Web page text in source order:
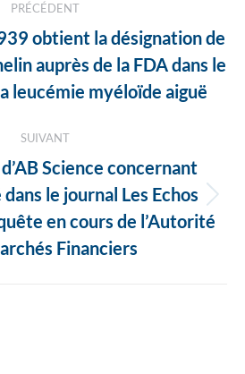
PRÉCÉDENT
Article
précédent
obtient la désignation de
auprès de la FDA dans le
leucémie myéloïde aiguë
SUIVANT
Article
suivant
:
Science concernant
le journal Les Echos
en cours de l’Autorité
Financiers